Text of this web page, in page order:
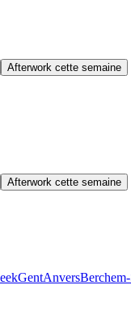
Afterwork cette semaine
Afterwork cette semaine
GentAnvers